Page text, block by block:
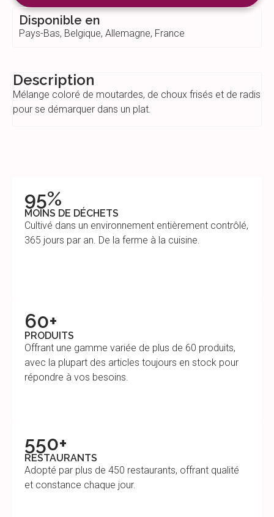
Disponible en
Pays-Bas, Belgique, Allemagne, France
Description
Mélange coloré de moutardes, de choux frisés et de radis
pour se démarquer dans un plat.
95%
MOINS DE DÉCHETS
Cultivé dans un environnement entièrement contrôlé,
365 jours par an. De la ferme à la cuisine.
60+
PRODUITS
Offrant une gamme variée de plus de 60 produits,
avec la plupart des articles toujours en stock pour
répondre à vos besoins.
550+
RESTAURANTS
Adopté par plus de 450 restaurants, offrant qualité
et constance chaque jour.